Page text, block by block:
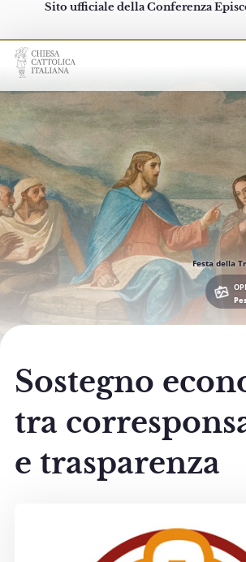
Sito ufficiale della Conferenza
Chiesacattolica.it
Festa della
Sostegno
tra
e trasparenza